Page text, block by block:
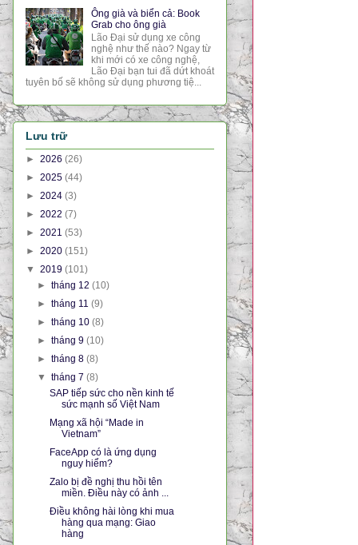
Ông già và biển cả: Book
Grab cho ông già
Lão Đại sử dụng xe công
nghệ như thế nào? Ngay từ
khi mới có xe công nghệ,
Lão Đại bạn tui đã dứt khoát
tuyên bố sẽ không sử dụng phương tiệ...
Lưu trữ
► 2026 (26)
► 2025 (44)
► 2024 (3)
► 2022 (7)
► 2021 (53)
► 2020 (151)
▼ 2019 (101)
►tháng 12(10)
►tháng 11(9)
►tháng 10(8)
►tháng 9(10)
►tháng 8(8)
▼tháng 7(8)
SAP tiếp sức cho nền kinh tế
sức mạnh số Việt Nam
Mạng xã hội “Made in
Vietnam”
FaceApp có là ứng dụng
nguy hiểm?
Zalo bị đề nghị thu hồi tên
miền. Điều này có ảnh ...
Điều không hài lòng khi mua
hàng qua mạng: Giao
hàng